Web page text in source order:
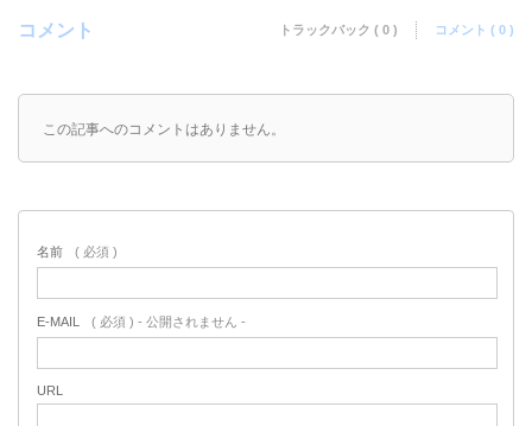
コメント トラックバック ( 0 ) コメント ( 0 )
この記事へのコメントはありません。
名前 ( 必須 )
E-MAIL ( 必須 ) - 公開されません -
URL